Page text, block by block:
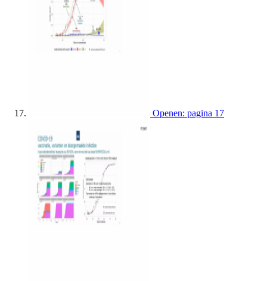
Openen: pagina 17